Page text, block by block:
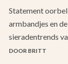
Statement
armbandjes en
sieradentrends
DOOR BRITT